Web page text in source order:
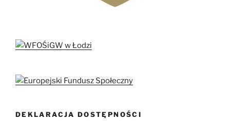
DEKLARACJA DOSTĘPNOŚCI